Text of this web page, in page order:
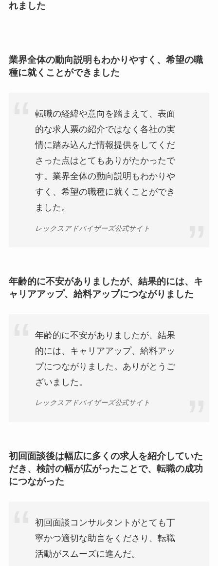
れました
業界全体の動向説明もわかりやすく、希望の職
種に就くことができました
転職の経緯や意向を踏まえて、表面
的な求人票の紹介ではなく各社の実
情に踏み込んだ情報提供をしてくだ
さった点はとてもありがたかったで
す。業界全体の動向説明もわかりや
すく、希望の職種に就くことができ
ました。
レックスアドバイザーズ公式サイト
年齢的に不安がありましたが、結果的には、キ
ャリアアップ、給料アップにつながりました
年齢的に不安がありましたが、結果
的には、キャリアアップ、給料アッ
プにつながりました。ありがとうご
ざいました。
レックスアドバイザーズ公式サイト
初回面談後は幅広に多くの求人を紹介していた
だき、検討の幅が広がったことで、転職の成功
につながった
初回面談コンサルタントがとても丁
寧かつ適切な助言をくださり、転職
活動がスムーズに進んだ。